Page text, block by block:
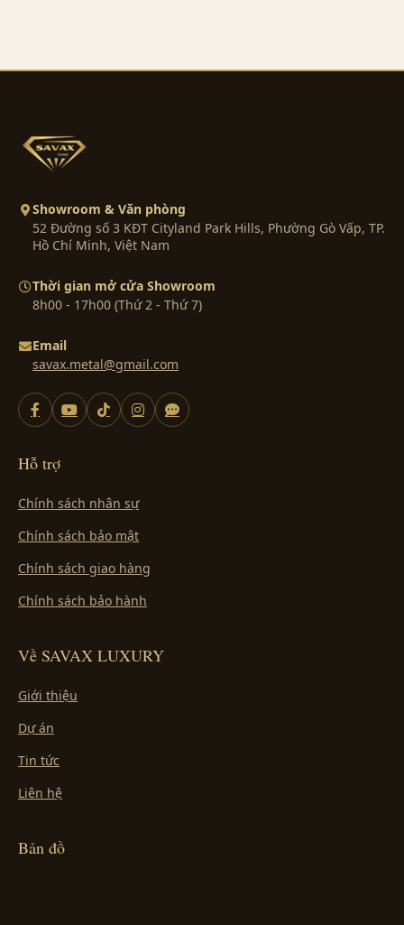
Showroom & Văn phòng
52 Đường số 3 KĐT Cityland Park Hills, Phường Gò Vấp, TP.
Hồ Chí Minh, Việt Nam
Thời gian mở cửa Showroom
8h00 - 17h00 (Thứ 2 - Thứ 7)
Email
savax.metal@gmail.com
Hỗ trợ
Chính sách nhân sự
Chính sách bảo mật
Chính sách giao hàng
Chính sách bảo hành
Về SAVAX LUXURY
Giới thiệu
Dự án
Tin tức
Liên hệ
Bản đồ